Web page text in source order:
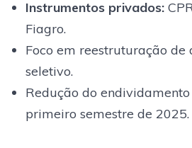
Instrumentos privados:
Fiagro.
Foco em reestruturação de
seletivo.
Redução do
primeiro semestre de 2025.